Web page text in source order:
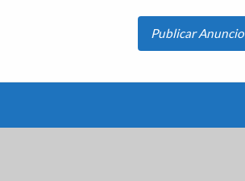
Publicar Anuncio